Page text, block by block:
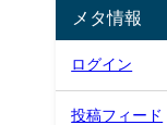
メタ情報
ログイン
投稿フィード